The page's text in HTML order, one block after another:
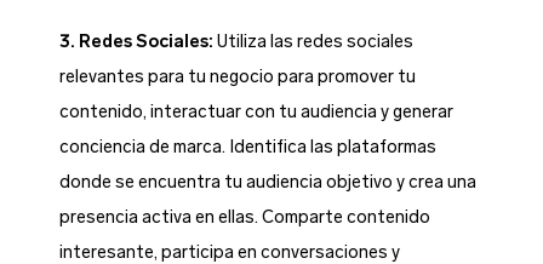
3. Redes Sociales: Utiliza las redes sociales
relevantes para tu negocio para promover tu
contenido, interactuar con tu audiencia y generar
conciencia de marca. Identifica las plataformas
donde se encuentra tu audiencia objetivo y crea una
presencia activa en ellas. Comparte contenido
interesante, participa en conversaciones y